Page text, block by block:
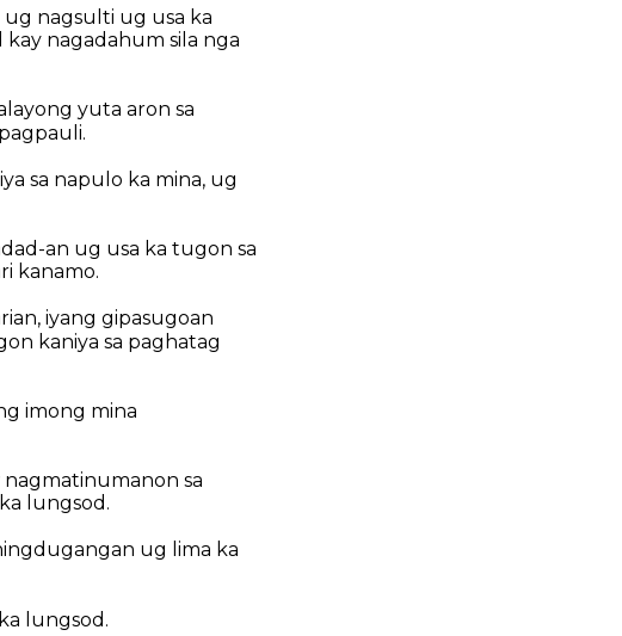
nagsulti ug usa ka
nagadahum sila nga
yuta aron sa
sa napulo ka mina, ug
an ug usa ka tugon sa
kanamo.
iyang gipasugoan
kaniya sa paghatag
imong mina
nagmatinumanon sa
lungsod.
ug lima ka
lungsod.